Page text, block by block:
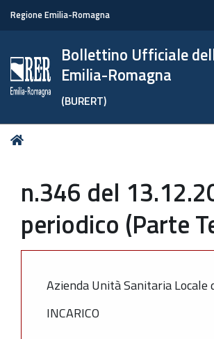
Regione Emilia-Romagna
Bollettino Ufficiale
Emilia-Romagna
(BURERT)
Tu
n.346 del
periodico (Parte
Azienda Unità Sanitaria Locale
INCARICO